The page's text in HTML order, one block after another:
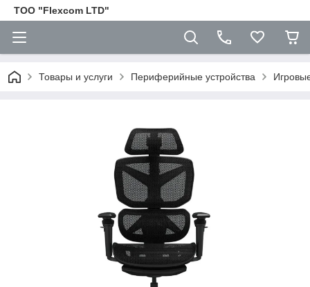
ТОО "Flexcom LTD"
Товары и услуги Периферийные устройства